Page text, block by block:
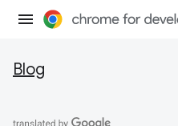
Blog